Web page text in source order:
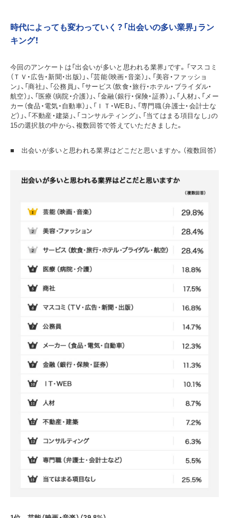
時代によっても変わっていく？「出会いの多い業界」ラン
キング！
今回のアンケートは「出会いが多いと思われる業界」です。「マスコミ
（ＴＶ・広告・新聞・出版）」、「芸能（映画・音楽）」、「美容・ファッショ
ン」、「商社」、「公務員」、「サービス（飲食・旅行・ホテル・ブライダル・
航空）」、「医療（病院・介護）」、「金融（銀行・保険・証券）」、「人材」、「メー
カー（食品・電気・自動車）」、「ＩＴ・WEB」、「専門職（弁護士・会計士な
ど）」、「不動産・建築」、「コンサルティング」、「当てはまる項目なし」の
15の選択肢の中から、複数回答で答えていただきました。
■ 出会いが多いと思われる業界はどこだと思いますか。（複数回答）